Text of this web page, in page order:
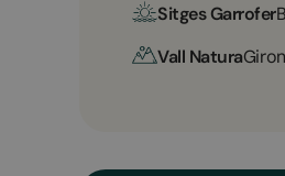
Sitges Garrofer
Vall Natura